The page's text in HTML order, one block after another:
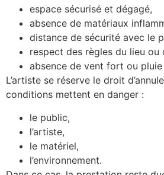
espace sécurisé et dégagé,
absence de matériaux
distance de sécurité avec le
respect des règles du lieu ou
absence de vent fort ou
L’artiste se réserve le droit
conditions mettent en danger :
le public,
l’artiste,
le matériel,
l’environnement.